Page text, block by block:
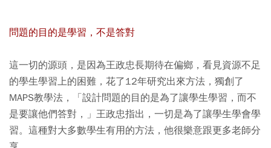
問題的目的是學習，不是答對
這一切的源頭，是因為王政忠長期待在偏鄉，看見資源不足
的學生學習上的困難，花了12年研究出來方法，獨創了
MAPS教學法，「設計問題的目的是為了讓學生學習，而不
是要讓他們答對，」王政忠指出，一切是為了讓學生學會學
習。這種對大多數學生有用的方法，他很樂意跟更多老師分